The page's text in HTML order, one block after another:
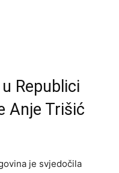
Republici
Anje Trišić
je svjedočila